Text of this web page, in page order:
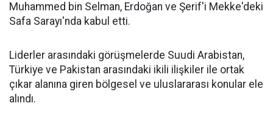
Muhammed bin Selman, Erdoğan ve Şerif'i Mekke'deki
Safa Sarayı'nda kabul etti.
Liderler arasındaki görüşmelerde Suudi Arabistan,
Türkiye ve Pakistan arasındaki ikili ilişkiler ile ortak
çıkar alanına giren bölgesel ve uluslararası konular ele
alındı.